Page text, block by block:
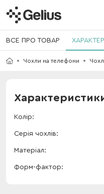
ВСЕ ПРО ТОВАР
Чохли на телефони
Колір
Серія чохлів
Матеріал
Форм-фактор